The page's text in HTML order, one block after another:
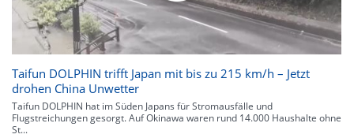
Taifun DOLPHIN trifft Japan mit bis zu 215 km/h – Jetzt
drohen China Unwetter
Taifun DOLPHIN hat im Süden Japans für Stromausfälle und
Flugstreichungen gesorgt. Auf Okinawa waren rund 14.000 Haushalte ohne
St...